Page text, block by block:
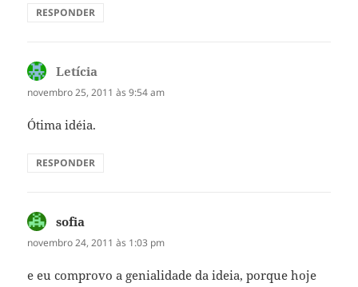
RESPONDER
Letícia
novembro 25, 2011 às 9:54 am
Ótima idéia.
RESPONDER
sofia
novembro 24, 2011 às 1:03 pm
e eu comprovo a genialidade da ideia, porque hoje